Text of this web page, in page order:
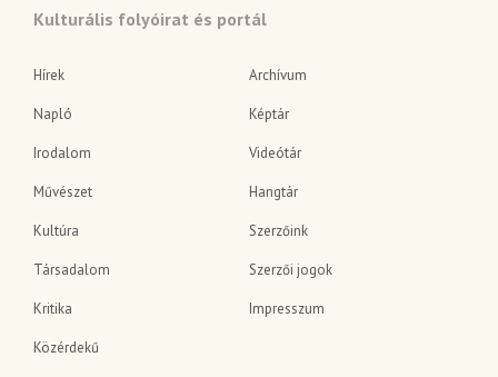
Kulturális folyóirat és portál
Hírek
Napló
Irodalom
Művészet
Kultúra
Társadalom
Kritika
Közérdekű
Archívum
Képtár
Videótár
Hangtár
Szerzőink
Szerzői jogok
Impresszum